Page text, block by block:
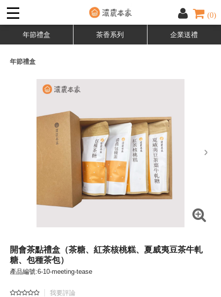
(0)
年節禮盒 茶香系列 企業送禮
年節禮盒
next
開會茶點禮盒（茶糖、紅茶核桃糕、夏威夷豆茶牛軋
糖、包種茶包）
產品編號:6-10-meeting-tease
我要評論